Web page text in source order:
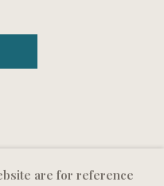
are for reference